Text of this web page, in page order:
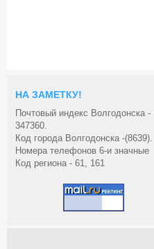
НА ЗАМЕТКУ!
Почтовый индекс Волгодонска -
347360.
Код города Волгодонска -(8639).
Номера телефонов 6-и значные
Код региона - 61, 161